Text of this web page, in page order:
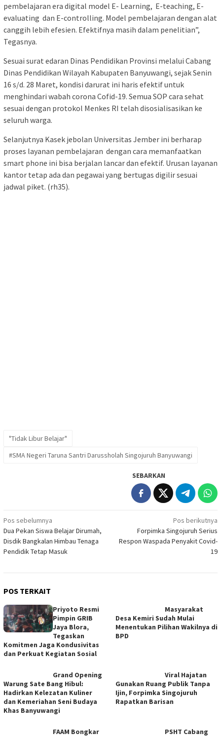
pembelajaran era digital model E- Learning, E-teaching, E-
evaluating dan E-controlling. Model pembelajaran dengan alat
canggih lebih efesien. Efektifnya masih dalam penelitian”,
Tegasnya.
Sesuai surat edaran Dinas Pendidikan Provinsi melalui Cabang
Dinas Pendidikan Wilayah Kabupaten Banyuwangi, sejak Senin
16 s/d. 28 Maret, kondisi darurat ini haris efektif untuk
menghindari wabah corona Cofid-19. Semua SOP cara sehat
sesuai dengan protokol Menkes RI telah disosialisasikan ke
seluruh warga.
Selanjutnya Kasek jebolan Universitas Jember ini berharap
proses layanan pembelajaran dengan cara memanfaatkan
smart phone ini bisa berjalan lancar dan efektif. Urusan layanan
kantor tetap ada dan pegawai yang bertugas digilir sesuai
jadwal piket. (rh35).
"Tidak Libur Belajar"
#SMA Negeri Taruna Santri Darussholah Singojuruh Banyuwangi
SEBARKAN
Navigasi
pos
Pos sebelumnya
Dua Pekan Siswa Belajar Dirumah,
Disdik Bangkalan Himbau Tenaga
Pendidik Tetap Masuk
Pos berikutnya
Forpimka Singojuruh Serius
Respon Waspada Penyakit Covid-
19
POS TERKAIT
Priyoto Resmi
Pimpin GRIB
Jaya Blora,
Tegaskan
Komitmen Jaga Kondusivitas
dan Perkuat Kegiatan Sosial
Masyarakat
Desa Kemiri Sudah Mulai
Menentukan Pilihan Wakilnya di
BPD
Grand Opening
Warung Sate Bang Hibul:
Hadirkan Kelezatan Kuliner
dan Kemeriahan Seni Budaya
Khas Banyuwangi
Viral Hajatan
Gunakan Ruang Publik Tanpa
Ijin, Forpimka Singojuruh
Rapatkan Barisan
FAAM Bongkar
PSHT Cabang